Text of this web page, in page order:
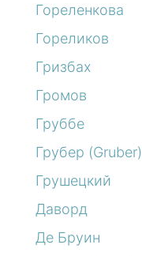
Гореленкова
Гореликов
Гризбах
Громов
Груббе
Грубер (Gruber)
Грушецкий
Даворд
Де Бруин